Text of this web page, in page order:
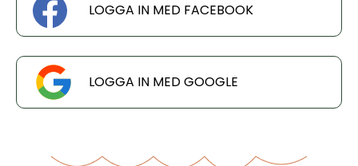
LOGGA IN MED FACEBOOK
LOGGA IN MED GOOGLE